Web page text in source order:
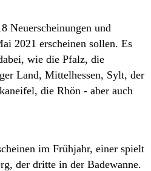
Neuerscheinungen und
2021 erscheinen sollen. Es
wie die Pfalz, die
Land, Mittelhessen, Sylt, der
die Rhön - aber auch
im Frühjahr, einer spielt
der dritte in der Badewanne.